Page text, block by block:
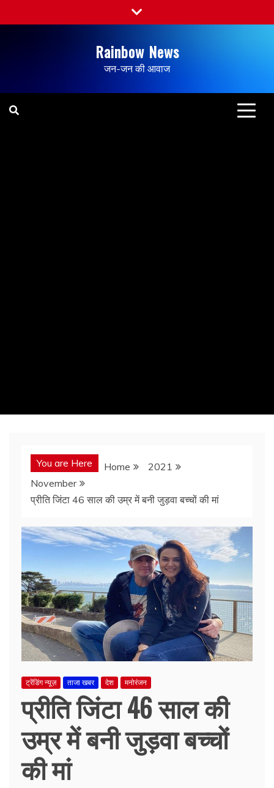
Rainbow News
जन-जन की आवाज
You are Here Home
2021
November
प्रीति जिंटा 46 साल की उम्र में बनी जुड़वा बच्चों की मां
ट्रेंडिंग न्यूज़ ताजा खबर देश मनोरंजन
प्रीति जिंटा 46 साल की
उम्र में बनी जुड़वा बच्चों
की मां